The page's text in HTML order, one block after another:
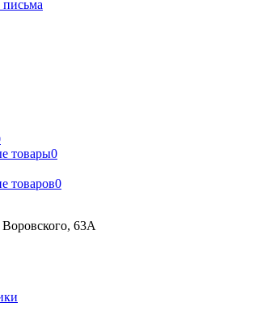
письма
товары0
товаров0
Воровского, 63А